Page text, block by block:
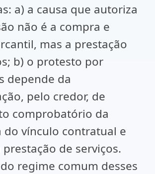
a) a causa que autoriza
não é a compra e
mas a prestação
b) o protesto por
depende da
pelo credor, de
comprobatório da
do vínculo contratual e
de serviços.
regime comum desses